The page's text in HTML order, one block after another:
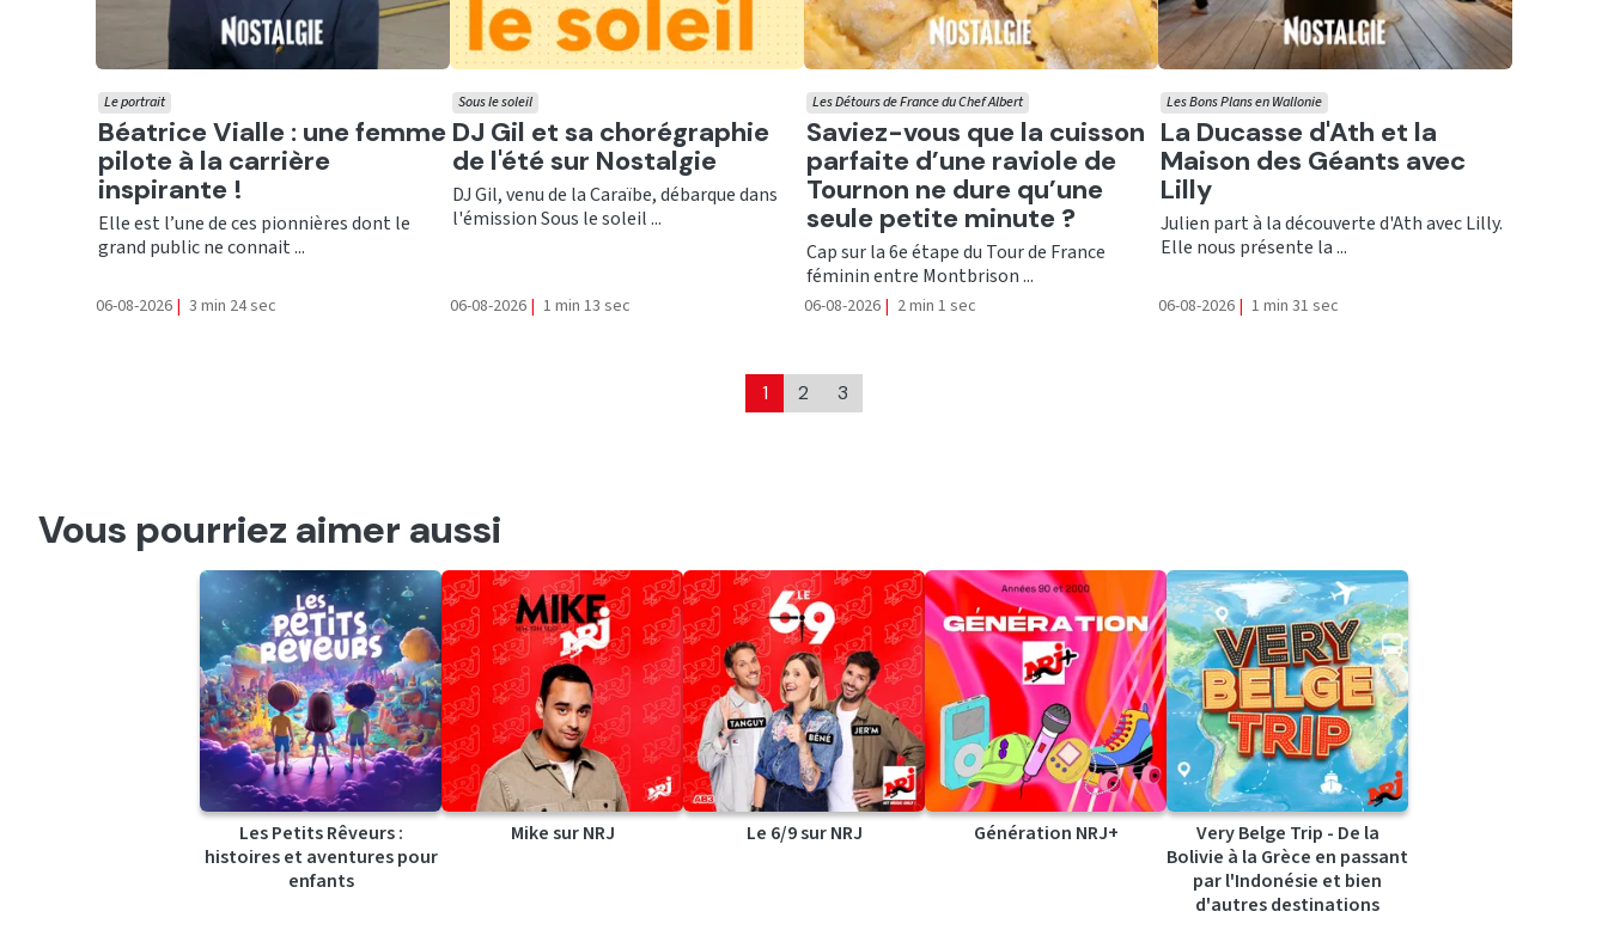
Ecouter
Béatrice Vialle : une femme
pilote à la carrière
inspirante !
Le portrait
Elle est l’une de ces pionnières dont le
grand public ne connait ...
06-08-2026 | 3 min 24 sec
Ecouter
DJ Gil et sa chorégraphie
de l'été sur Nostalgie
Sous le soleil
DJ Gil, venu de la Caraïbe, débarque dans
l'émission Sous le soleil ...
06-08-2026 | 1 min 13 sec
Ecouter
Saviez-vous que la cuisson
parfaite d’une raviole de
Tournon ne dure qu’une
seule petite minute ?
Les Détours de France du Chef Albert
Cap sur la 6e étape du Tour de France
féminin entre Montbrison ...
06-08-2026 | 2 min 1 sec
Ecouter
La Ducasse d'Ath et la
Maison des Géants avec
Lilly
Les Bons Plans en Wallonie
Julien part à la découverte d'Ath avec Lilly.
Elle nous présente la ...
06-08-2026 | 1 min 31 sec
1 2 3
Vous pourriez aimer aussi
Les Petits Rêveurs :
histoires et aventures pour
enfants
Mike sur NRJ Le 6/9 sur NRJ Génération NRJ+
Very Belge Trip - De la
Bolivie à la Grèce en passant
par l'Indonésie et bien
d'autres destinations